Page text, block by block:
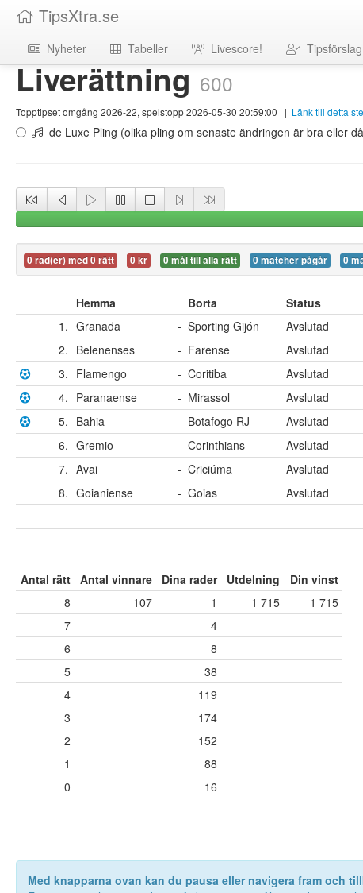
TipsXtra.se
Nyheter Tabeller Livescore! Tipsförslag
Liverättning600
Topptipset omgång 2026-22, spelstopp 2026-05-30 20:59:00 | Länk till detta
de Luxe Pling (olika pling om senaste ändringen är bra eller
0 rad(er) med 0 rätt 0 kr 0 mål till alla rätt 0 matcher pågår 0
Hemma Borta Status
1. Granada - Sporting Gijón Avslutad
2. Belenenses - Farense Avslutad
3. Flamengo - Coritiba Avslutad
4. Paranaense - Mirassol Avslutad
5. Bahia - Botafogo RJ Avslutad
6. Gremio - Corinthians Avslutad
7. Avai - Criciúma Avslutad
8. Goianiense - Goias Avslutad
Antal rätt Antal vinnare Dina rader Utdelning
Din vinst
8
107 1 1 715
1 715
7
4
6
8
5
38
4
119
3
174
2
152
1
88
0
16
Med knapparna ovan kan du pausa eller navigera fram och